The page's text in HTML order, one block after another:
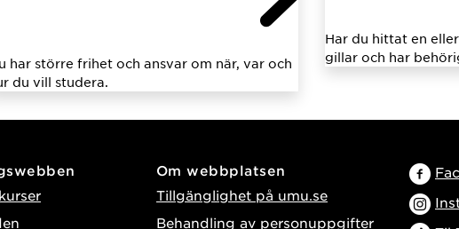
har större frihet och ansvar om när, var och
du vill studera.
Har du hittat en
gillar och har
Om webbplatsen
Tillgänglighet på umu.se
Behandling av personuppgifter